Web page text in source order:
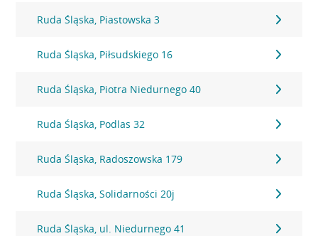
Ruda Śląska, Piastowska 3
Ruda Śląska, Piłsudskiego 16
Ruda Śląska, Piotra Niedurnego 40
Ruda Śląska, Podlas 32
Ruda Śląska, Radoszowska 179
Ruda Śląska, Solidarności 20j
Ruda Śląska, ul. Niedurnego 41